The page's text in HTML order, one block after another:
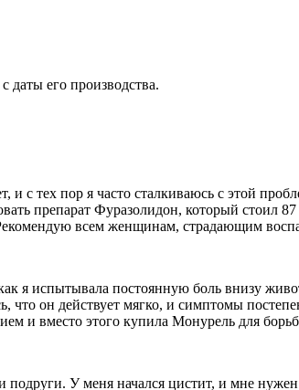
даты его производства.
и с тех пор я часто сталкиваюсь с этой
препарат Фуразолидон, который
всем женщинам, страдающим
я испытывала постоянную боль внизу
он действует мягко, и симптомы
и вместо этого купила Монурель для
У меня начался цистит, и мне